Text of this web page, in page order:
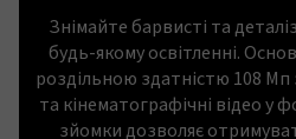
Знімайте барвисті та
будь-якому освітленні.
роздільною здатністю 108 Мп
та кінематографічні відео у
зйомки дозволяє